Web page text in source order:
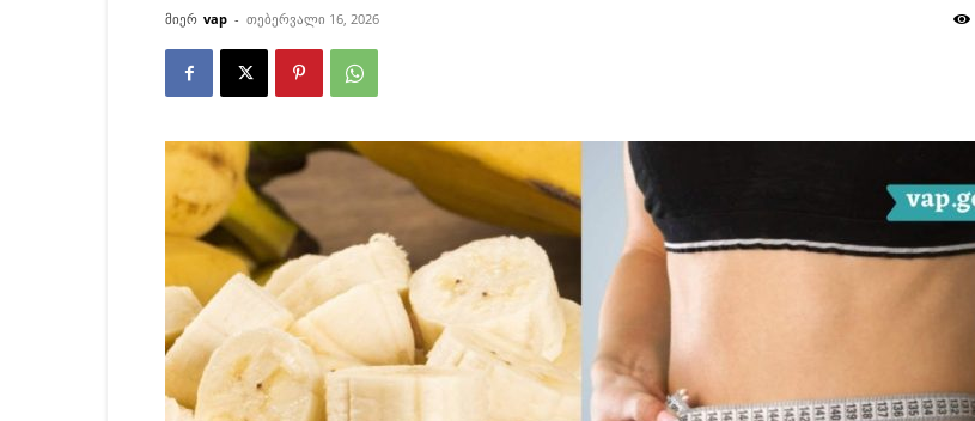
მიერ vap - თებერვალი 16, 2026